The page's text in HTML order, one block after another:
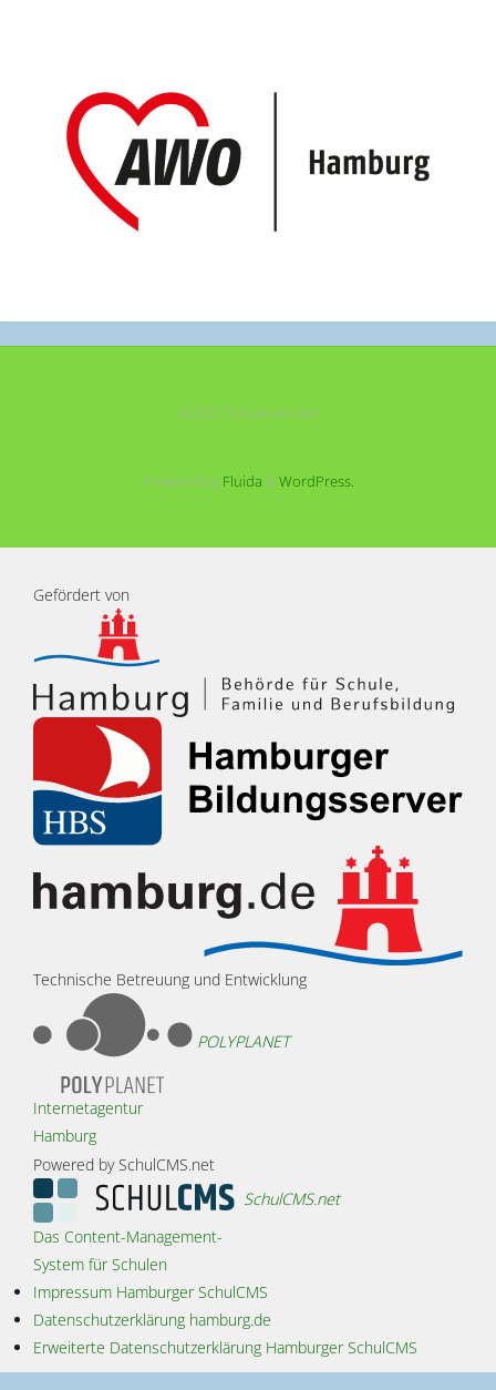
©2021 Schule am See
Powered byFluida &WordPress.
Gefördert von
Technische Betreuung und Entwicklung
POLYPLANET
Internetagentur
Hamburg
Powered by SchulCMS.net
SchulCMS.net
Das Content-Management-
System für Schulen
Impressum Hamburger SchulCMS
Datenschutzerklärung hamburg.de
Erweiterte Datenschutzerklärung Hamburger SchulCMS